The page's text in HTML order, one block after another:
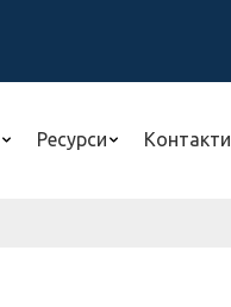
Ресурси Контакти